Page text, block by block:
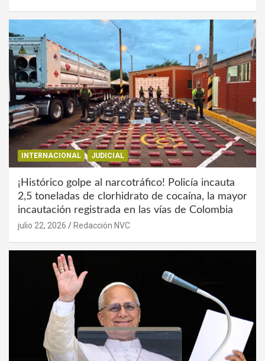
INTERNACIONAL JUDICIAL
¡Histórico golpe al narcotráfico! Policía incauta
2,5 toneladas de clorhidrato de cocaína, la mayor
incautación registrada en las vías de Colombia
julio 22, 2026 Redacción NVC